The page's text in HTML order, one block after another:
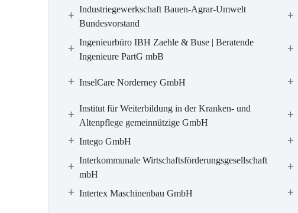
Industriegewerkschaft Bauen-Agrar-Umwelt
Bundesvorstand
Ingenieurbüro IBH Zaehle & Buse | Beratende
Ingenieure PartG mbB
InselCare Norderney GmbH
Institut für Weiterbildung in der Kranken- und
Altenpflege gemeinnützige GmbH
Intego GmbH
Interkommunale Wirtschaftsförderungsgesellschaft
mbH
Intertex Maschinenbau GmbH